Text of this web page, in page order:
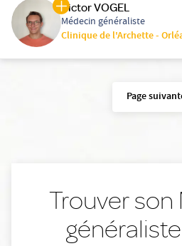
Victor VOGEL
Médecin généraliste
Clinique de l'Archette -
Page
Trouver son